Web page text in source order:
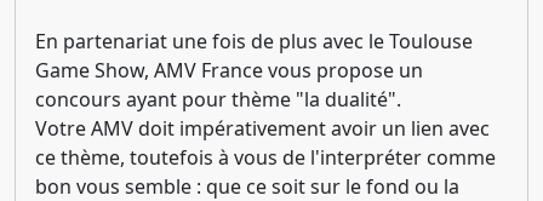
En partenariat une fois de plus avec le Toulouse
Game Show, AMV France vous propose un
concours ayant pour thème "la dualité".
Votre AMV doit impérativement avoir un lien avec
ce thème, toutefois à vous de l'interpréter comme
bon vous semble : que ce soit sur le fond ou la